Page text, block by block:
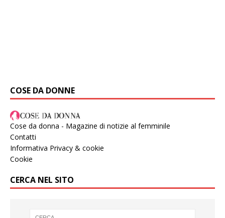
COSE DA DONNE
Cose da donna - Magazine di notizie al femminile
Contatti
Informativa Privacy & cookie
Cookie
CERCA NEL SITO